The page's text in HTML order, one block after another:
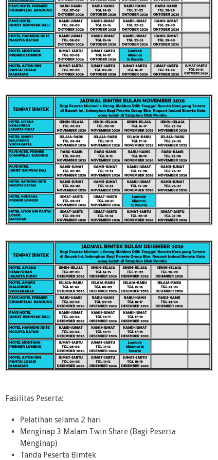
Fasilitas Peserta:
Pelatihan selama 2 hari
Menginap 3 Malam Twin Share (Bagi Peserta
Menginap)
Tanda Peserta Bimtek